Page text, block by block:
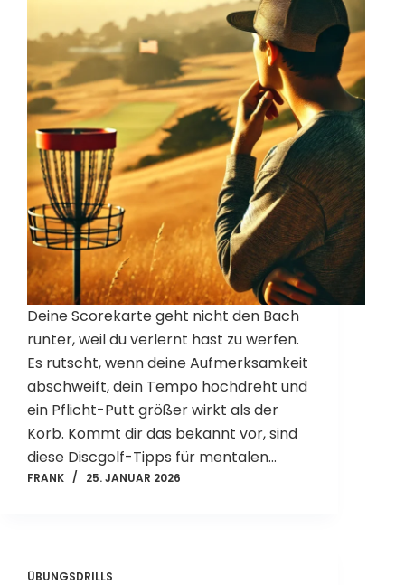
Deine Scorekarte geht nicht den Bach
runter, weil du verlernt hast zu werfen.
Es rutscht, wenn deine Aufmerksamkeit
abschweift, dein Tempo hochdreht und
ein Pflicht-Putt größer wirkt als der
Korb. Kommt dir das bekannt vor, sind
diese Discgolf-Tipps für mentalen…
FRANK 25. JANUAR 2026
ÜBUNGSDRILLS